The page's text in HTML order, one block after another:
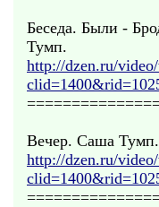
Беседа. Были -
Тумп.
http://dzen.ru/
Вечер. Саша Тумп.
http://dzen.ru/